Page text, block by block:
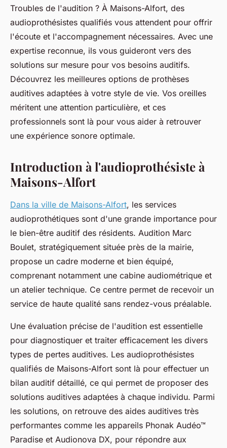
Audioprothésiste à maisons-
alfort : vos oreilles méritent le
meilleur
fabienne• 8 avril 2025• 4 min de lecture
Troubles de l'audition ? À Maisons-Alfort, des
audioprothésistes qualifiés vous attendent pour offrir
l'écoute et l'accompagnement nécessaires. Avec une
expertise reconnue, ils vous guideront vers des
solutions sur mesure pour vos besoins auditifs.
Découvrez les meilleures options de prothèses
auditives adaptées à votre style de vie. Vos oreilles
méritent une attention particulière, et ces
professionnels sont là pour vous aider à retrouver
une expérience sonore optimale.
Introduction à l'audioprothésiste à
Maisons-Alfort
Dans la ville de Maisons-Alfort, les services
audioprothétiques sont d'une grande importance pour
le bien-être auditif des résidents. Audition Marc
Boulet, stratégiquement située près de la mairie,
propose un cadre moderne et bien équipé,
comprenant notamment une cabine audiométrique et
un atelier technique. Ce centre permet de recevoir un
service de haute qualité sans rendez-vous préalable.
Une évaluation précise de l'audition est essentielle
pour diagnostiquer et traiter efficacement les divers
types de pertes auditives. Les audioprothésistes
qualifiés de Maisons-Alfort sont là pour effectuer un
bilan auditif détaillé, ce qui permet de proposer des
solutions auditives adaptées à chaque individu. Parmi
les solutions, on retrouve des aides auditives très
performantes comme les appareils Phonak Audéo™
Paradise et Audionova DX, pour répondre aux